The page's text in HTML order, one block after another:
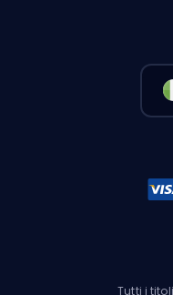
Tutti i